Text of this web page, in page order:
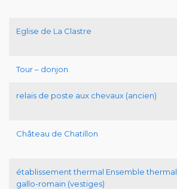
Eglise de La Clastre
Tour – donjon
relais de poste aux chevaux (ancien)
Château de Chatillon
établissement thermal Ensemble thermal
gallo-romain (vestiges)